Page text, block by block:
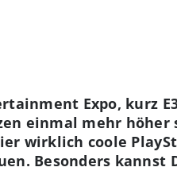
Expo, kurz
einmal mehr höher
wirklich coole
Besonders kannst